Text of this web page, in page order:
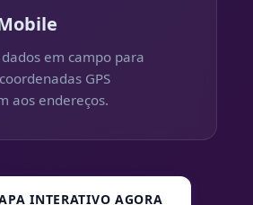
em campo para
GPS
aos endereços.
INTERATIVO AGORA